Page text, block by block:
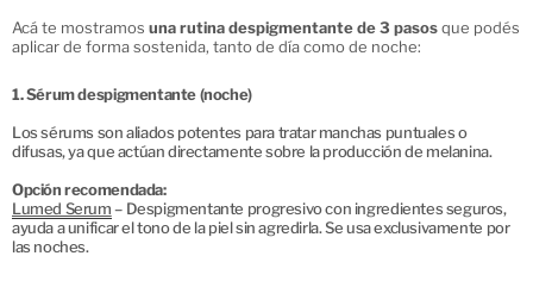
Acá te mostramos una rutina despigmentante de 3 pasosque podés
aplicar de forma sostenida, tanto de día como de noche:
1. Sérum despigmentante (noche)
Los sérums son aliados potentes para tratar manchas puntuales o
difusas, ya que actúan directamente sobre la producción de melanina.
Opción recomendada:
Lumed Serum– Despigmentante progresivo con ingredientes seguros,
ayuda a unificar el tono de la piel sin agredirla. Se usa exclusivamente por
las noches.